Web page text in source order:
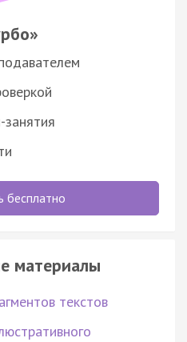
бесплатно
материалы
текстов